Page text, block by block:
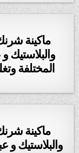
ماكينة
والبلاستيك
ماكينة
والبلاستيك و عبوات موديل